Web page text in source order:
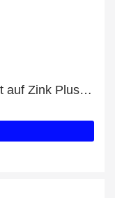
Neueste Angebote - 22% Rabatt auf Zink Plus Vitamin C